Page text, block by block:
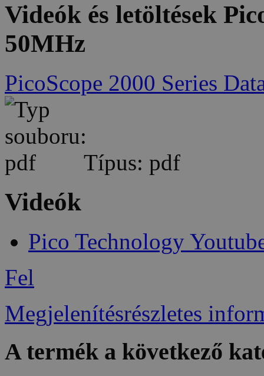
Videók és letöltések
50MHz
PicoScope 2000 Series
Típus: pdf
Videók
Pico Technology
Fel
Megjelenítésrészletes
A termék a következő